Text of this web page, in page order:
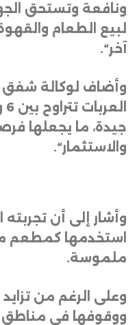
ونافعة وتستحق
لبيع الطعام
آخر“.
وأضاف لوكالة شفق
جيدة، ما يجعلها
والاستثمار“.
وأشار إلى أن
استخدمها كمطعم ما
ملموسة.
وعلى الرغم من
ووقوفها في